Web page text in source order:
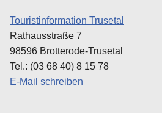
Touristinformation Trusetal
Rathausstraße 7
98596 Brotterode-Trusetal
Tel.: (03 68 40) 8 15 78
E-Mail schreiben